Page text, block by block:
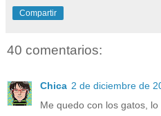
Compartir
40 comentarios:
Chica 2 de diciembre de
Me quedo con los gatos,